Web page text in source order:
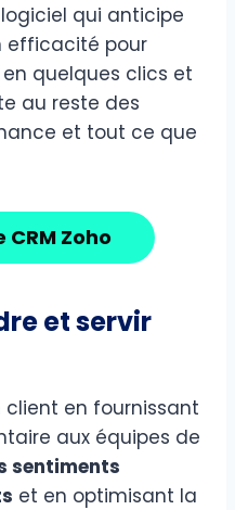
qui anticipe
efficacité pour
quelques clics et
au reste des
et tout ce que
Zoho
et servir
client en fournissant
aux équipes de
sentiments
et en optimisant la